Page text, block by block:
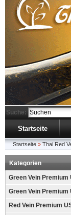
Suche:
Startseite
Startseite » Thai Red
Kategorien
Green Vein Premium
Green Vein Premium
Red Vein Premium